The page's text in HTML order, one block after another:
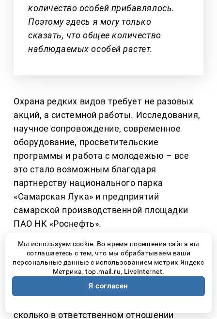
количество особей прибавлялось.
Поэтому здесь я могу только
сказать, что общее количество
наблюдаемых особей растет.
Охрана редких видов требует не разовых
акций, а системной работы. Исследования,
научное сопровождение, современное
оборудование, просветительские
программы и работа с молодежью – все
это стало возможным благодаря
партнерству национального парка
«Самарская Лука» и предприятий
самарской производственной площадки
ПАО НК «Роснефть».
Именно такой комплексный подход
позволяет не только изучать редкий вид,
но и создавать вокруг него сообщество
людей, понимающих, что природа
сколько в ответственном отношении
Мы используем cookie. Во время посещения сайта вы
соглашаетесь с тем, что мы обрабатываем ваши
персональные данные с использованием метрик Яндекс
Метрика, top.mail.ru, LiveInternet.
Я согласен